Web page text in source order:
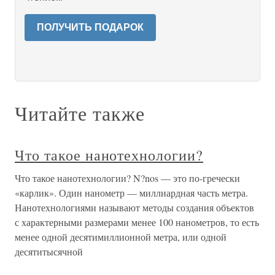
ПОЛУЧИТЬ ПОДАРОК
Читайте также
Что такое нанотехнологии?
Что такое нанотехнологии? N?nos — это по-гречески
«карлик». Один нанометр — миллиардная часть метра.
Нанотехнологиями называют методы создания объектов
с характерными размерами менее 100 нанометров, то есть
менее одной десятимиллионной метра, или одной
десятитысячной